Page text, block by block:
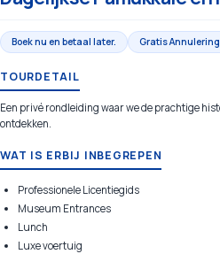
Boek nu en betaal later. Gratis
TOURDETAIL
Een privé rondleiding waar we de prachtige
ontdekken.
WAT IS ERBIJ INBEGREPEN
Professionele Licentiegids
Museum Entrances
Lunch
Luxe voertuig